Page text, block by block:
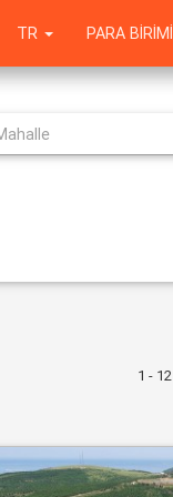
PARA BIRIMI
TR
1 - 12